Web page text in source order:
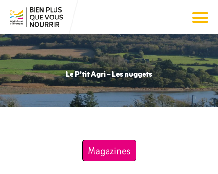
Le P’tit Agri – Les nuggets
Magazines